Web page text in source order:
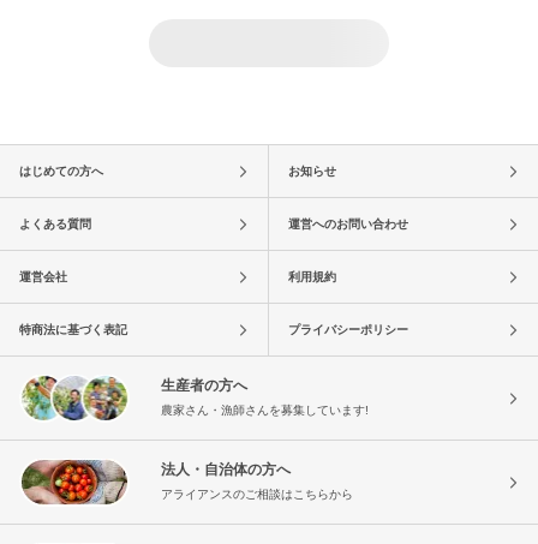
はじめての方へ お知らせ
よくある質問 運営へのお問い合わせ
運営会社 利用規約
特商法に基づく表記 プライバシーポリシー
生産者の方へ
農家さん・漁師さんを募集しています!
法人・自治体の方へ
アライアンスのご相談はこちらから